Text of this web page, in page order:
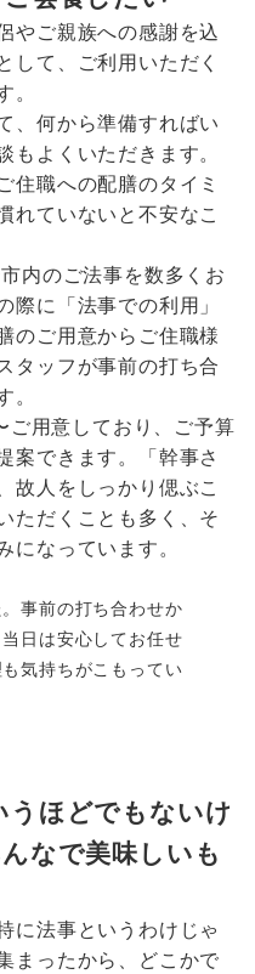
やご親族への感謝を込
して、ご利用いただく
。
、何から準備すればい
もよくいただきます。
住職への配膳のタイミ
れていないと不安なこ
内のご法事を数多くお
際に「法事での利用」
のご用意からご住職様
タッフが事前の打ち合
。
用意しており、ご予算
案できます。「幹事さ
故人をしっかり偲ぶこ
ただくことも多く、そ
になっています。
事前の打ち合わせか
日は安心してお任せ
気持ちがこもってい
ほどでもないけ
なで美味しいも
に法事というわけじゃ
まったから、どこかで